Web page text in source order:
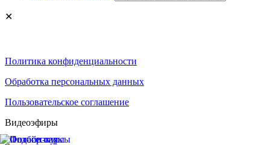
✕
Политика конфиденциальности
Обработка персональных данных
Пользовательское соглашение
Видеоэфиры